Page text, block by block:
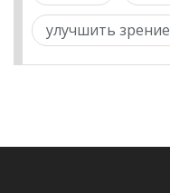
улучшить зрение